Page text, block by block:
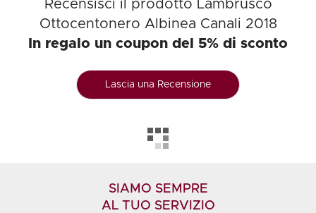
Recensisci il prodotto Lambrusco
Ottocentonero Albinea Canali 2018
In regalo un coupon del 5% di sconto
Lascia una Recensione
SIAMO SEMPRE
AL TUO SERVIZIO